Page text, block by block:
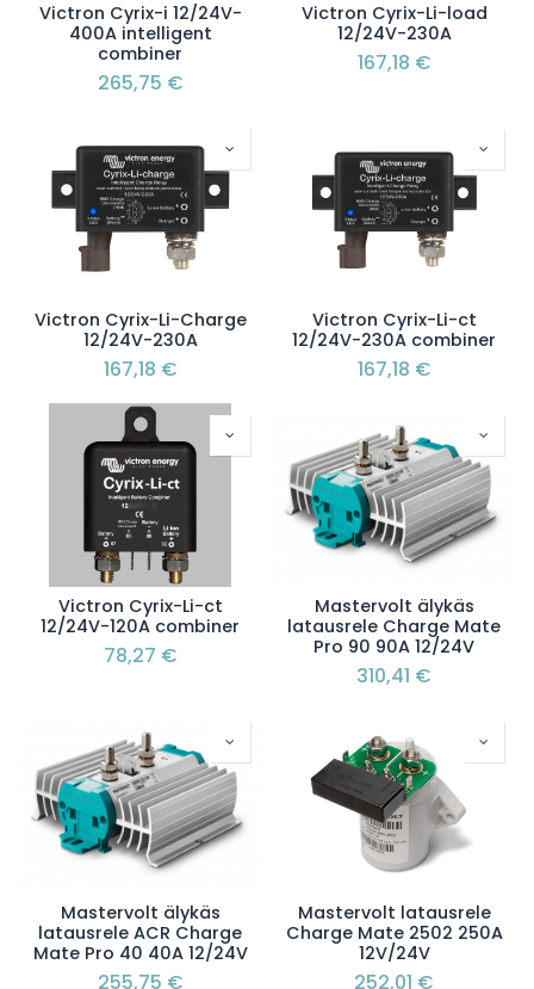
Victron Cyrix-i 12/24V-
400A intelligent
combiner
265,75 €
Victron Cyrix-Li-load
12/24V-230A
167,18 €
Victron Cyrix-Li-Charge
12/24V-230A
167,18 €
Victron Cyrix-Li-ct
12/24V-230A combiner
167,18 €
Victron Cyrix-Li-ct
12/24V-120A combiner
78,27 €
Mastervolt älykäs
latausrele Charge Mate
Pro 90 90A 12/24V
310,41 €
Mastervolt älykäs
latausrele ACR Charge
Mate Pro 40 40A 12/24V
255,75 €
Mastervolt latausrele
Charge Mate 2502 250A
12V/24V
252,01 €